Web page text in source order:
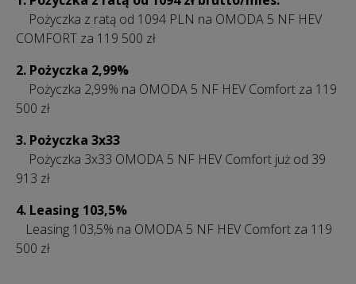
Pożyczka z ratą od 1094 PLN na OMODA 5 NF HEV
COMFORT za 119 500 zł
2. Pożyczka 2,99%
Pożyczka 2,99% na OMODA 5 NF HEV Comfort za 119
500 zł
3. Pożyczka 3x33
Pożyczka 3x33 OMODA 5 NF HEV Comfort już od 39
913 zł
4. Leasing 103,5%
Leasing 103,5% na OMODA 5 NF HEV Comfort za 119
500 zł